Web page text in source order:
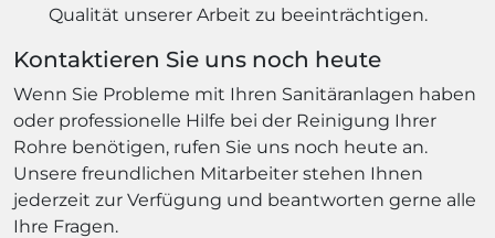
Qualität unserer Arbeit zu beeinträchtigen.
Kontaktieren Sie uns noch heute
Wenn Sie Probleme mit Ihren Sanitäranlagen haben
oder professionelle Hilfe bei der Reinigung Ihrer
Rohre benötigen, rufen Sie uns noch heute an.
Unsere freundlichen Mitarbeiter stehen Ihnen
jederzeit zur Verfügung und beantworten gerne alle
Ihre Fragen.